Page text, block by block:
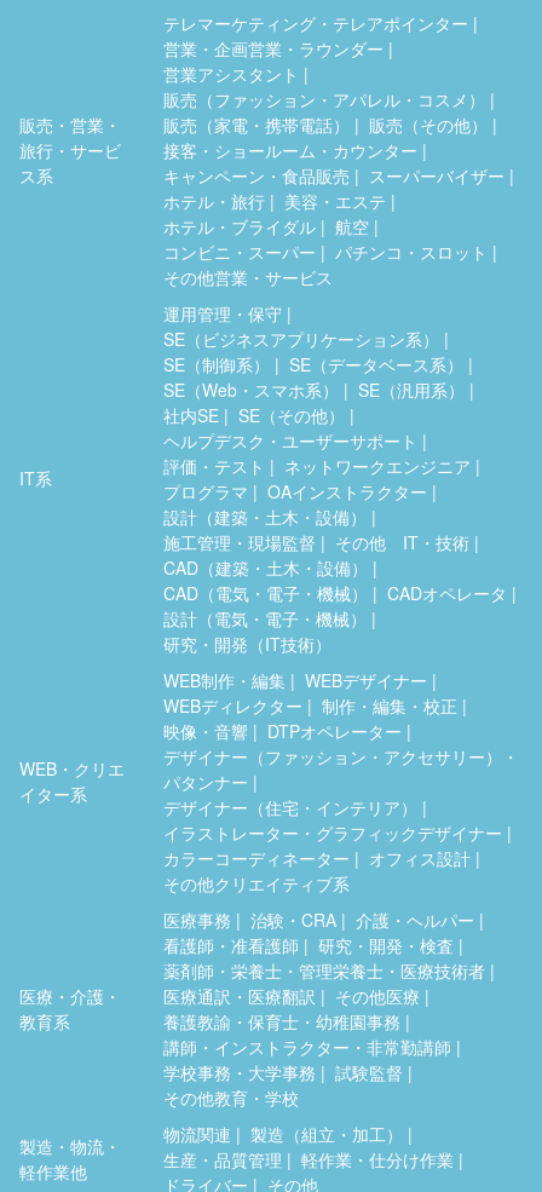
販売・営業・
旅行・サービ
ス系
テレマーケティング・テレアポインター
営業・企画営業・ラウンダー
営業アシスタント
販売（ファッション・アパレル・コスメ）
販売（家電・携帯電話）
販売（その他）
接客・ショールーム・カウンター
キャンペーン・食品販売
スーパーバイザー
ホテル・旅行
美容・エステ
ホテル・ブライダル
航空
コンビニ・スーパー
パチンコ・スロット
その他営業・サービス
IT系
運用管理・保守
SE（ビジネスアプリケーション系）
SE（制御系）
SE（データベース系）
SE（Web・スマホ系）
SE（汎用系）
社内SE
SE（その他）
ヘルプデスク・ユーザーサポート
評価・テスト
ネットワークエンジニア
プログラマ
OAインストラクター
設計（建築・土木・設備）
施工管理・現場監督
その他 IT・技術
CAD（建築・土木・設備）
CAD（電気・電子・機械）
CADオペレータ
設計（電気・電子・機械）
研究・開発（IT技術）
WEB・クリエ
イター系
WEB制作・編集
WEBデザイナー
WEBディレクター
制作・編集・校正
映像・音響
DTPオペレーター
デザイナー（ファッション・アクセサリー）・
パタンナー
デザイナー（住宅・インテリア）
イラストレーター・グラフィックデザイナー
カラーコーディネーター
オフィス設計
その他クリエイティブ系
医療・介護・
教育系
医療事務 治験・CRA
介護・ヘルパー
看護師・准看護師
研究・開発・検査
薬剤師・栄養士・管理栄養士・医療技術者
医療通訳・医療翻訳
その他医療
養護教諭・保育士・幼稚園事務
講師・インストラクター・非常勤講師
学校事務・大学事務
試験監督
その他教育・学校
製造・物流・
軽作業他
物流関連
製造（組立・加工）
生産・品質管理
軽作業・仕分け作業
ドライバー
その他